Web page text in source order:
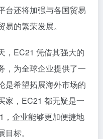
台还将加强与各国贸易
的繁荣发展。
，EC21 凭借其强大的
，为全球企业提供了一
是希望拓展海外市场的
家，EC21 都无疑是一
，企业能够更加便捷地
标。